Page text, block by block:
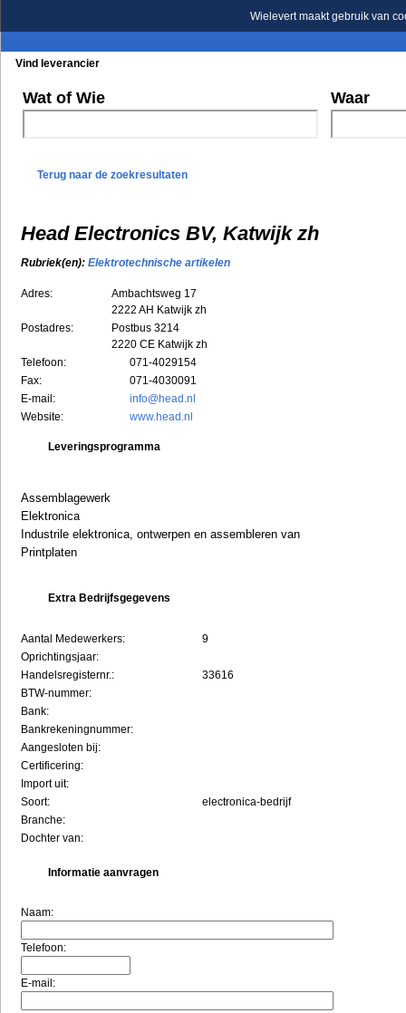
Wielevert maakt gebruik van
Vind leverancier
Wat of Wie Waar
Terug naar de zoekresultaten
Head Electronics BV, Katwijk zh
Rubriek(en): Elektrotechnische artikelen
Adres:
Ambachtsweg 17
2222 AH Katwijk zh
Postadres:
Postbus 3214
2220 CE Katwijk zh
Telefoon:
071-4029154
Fax:
071-4030091
E-mail:
info@head.nl
Website:
www.head.nl
Leveringsprogramma
Assemblagewerk
Elektronica
Industrile elektronica, ontwerpen en assembleren van
Printplaten
Extra Bedrijfsgegevens
Aantal Medewerkers:
9
Oprichtingsjaar:
Handelsregisternr.:
33616
BTW-nummer:
Bank:
Bankrekeningnummer:
Aangesloten bij:
Certificering:
Import uit:
Soort:
electronica-bedrijf
Branche:
Dochter van:
Informatie aanvragen
Naam:
Telefoon:
E-mail: